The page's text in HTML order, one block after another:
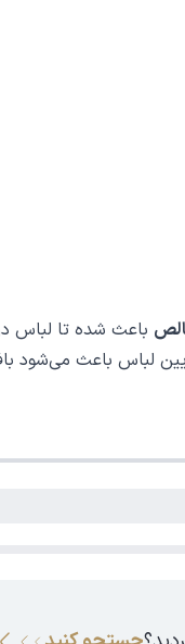
باعث شده تا لباس
لباس باعث می‌شود